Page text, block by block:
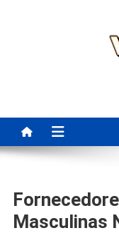
Para
Masculinas